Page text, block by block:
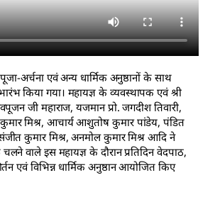
अर्चना एवं अन्य धार्मिक अनुष्ठानों के साथ
किया गया। महायज्ञ के व्यवस्थापक एवं श्री
जी महाराज, यजमान प्रो. जगदीश तिवारी,
कुमार मिश्र, आचार्य आशुतोष कुमार पांडेय, पंडित
कुमार मिश्र, अनमोल कुमार मिश्र आदि ने
वाले इस महायज्ञ के दौरान प्रतिदिन वेदपाठ,
एवं विभिन्न धार्मिक अनुष्ठान आयोजित किए